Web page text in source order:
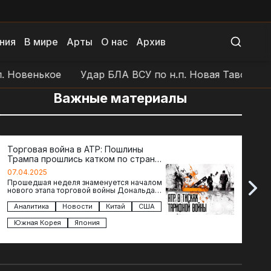
В мире Арты О нас Архив
Удар БЛА ВСУ по н.п. Новая Таволжанка
Важные материалы
Торговая война в АТР: Пошлины
Трампа прошлись катком по странам
региона
07.04.2025
Прошедшая неделя знаменуется началом
нового этапа торговой войны Дональда
импорта из более 100 стран…
Аналитика Новости Китай
США
Южная Корея
Япония
The